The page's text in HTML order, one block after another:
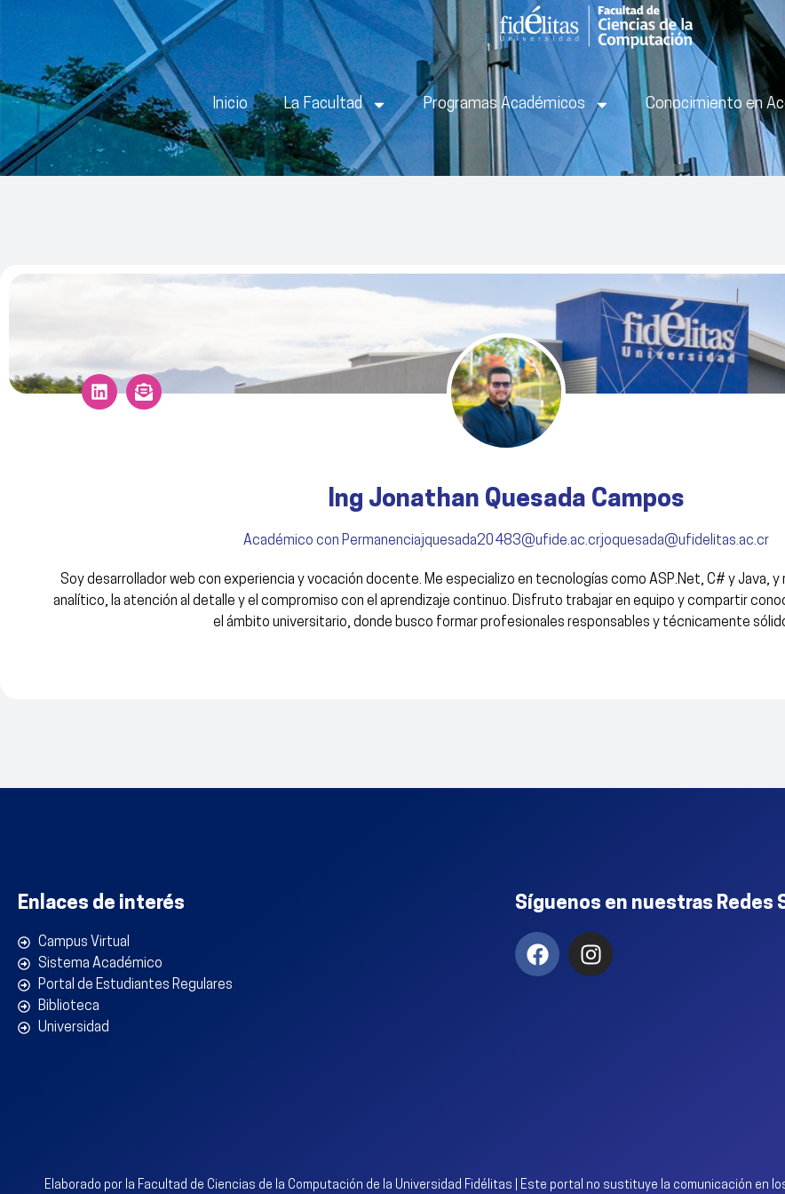
Inicio La Facultad Programas Académicos Conocimiento en
Ing Jonathan Quesada Campos
Académico con Permanenciajquesada20483@ufide.ac.crjoquesada@ufidelitas.ac.cr
Soy desarrollador web con experiencia y vocación docente. Me especializo en tecnologías como ASP.Net, C# y Java,
analítico, la atención al detalle y el compromiso con el aprendizaje continuo. Disfruto trabajar en equipo y compartir
el ámbito universitario, donde busco formar profesionales responsables y técnicamente
Enlaces de interés
Campus Virtual
Sistema Académico
Portal de Estudiantes Regulares
Biblioteca
Universidad
Síguenos en nuestras Redes
Elaborado por la Facultad de Ciencias de la Computación de la Universidad Fidélitas | Este portal no sustituye la comunicación en